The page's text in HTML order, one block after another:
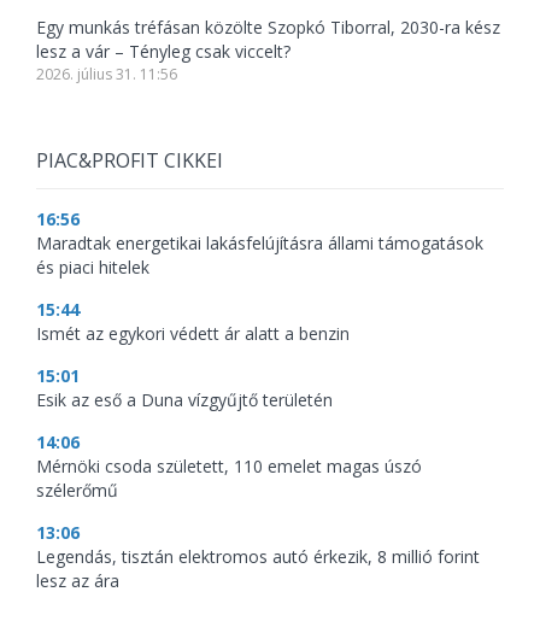
Egy munkás tréfásan közölte Szopkó Tiborral, 2030-ra kész
lesz a vár – Tényleg csak viccelt?
2026. július 31. 11:56
PIAC&PROFIT CIKKEI
16:56
Maradtak energetikai lakásfelújításra állami támogatások
és piaci hitelek
15:44
Ismét az egykori védett ár alatt a benzin
15:01
Esik az eső a Duna vízgyűjtő területén
14:06
Mérnöki csoda született, 110 emelet magas úszó
szélerőmű
13:06
Legendás, tisztán elektromos autó érkezik, 8 millió forint
lesz az ára